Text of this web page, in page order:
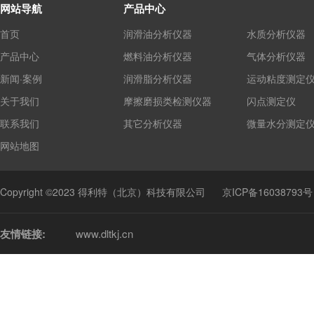
网站导航
首页
产品中心
新闻·案例
关于我们
联系我们
网站地图
产品中心
润滑油分析仪器
燃料油分析仪器
润滑脂分析仪器
摩擦磨损类检测仪器
其它分析仪器
水质分析仪器
气体分析仪器
运动粘度测定
闪点测定仪
微量水分测定
Copyright ©2023 得利特（北京）科技有限公司 京ICP备16038793号
友情链接: www.dltkj.cn